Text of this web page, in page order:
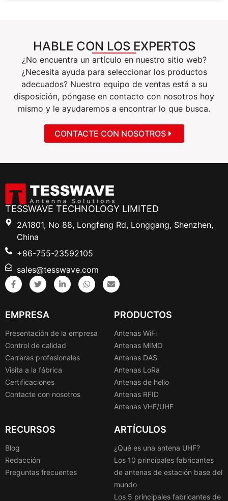
HABLE CON LOS EXPERTOS
¿No encuentra un artículo en nuestro sitio web?
¿Necesita ayuda para seleccionar los productos
adecuados? Nuestro equipo de ventas está a su
disposición, póngase en contacto con nosotros hoy
mismo y le ayudaremos a encontrar lo que busca.
CONTACTE CON NOSOTROS
TESSWAVE TECHNOLOGY LIMITED
2A1801, No 88, Longfeng Rd, Longgang, Shenzhen,
China
+86-755-23592105
sales@tesswave.com
EMPRESA
Presentación de la empresa
Control de calidad
Carreras profesionales
Visita a la fábrica
Certificaciones
Contacte con nosotros
PRODUCTOS
Antenas WiFi
Antenas MIMO
Antenas DAS
Antenas LoRa
Antenas de helio
Antenas RFID
Antenas VHF/UHF
RECURSOS
Blog
Redacción
Preguntas frecuentes
ARTÍCULOS
¿Qué es una antena UHF?
Los 10 principales fabricantes
de antenas de estación base del
mundo
Los 5 principales fabricantes de